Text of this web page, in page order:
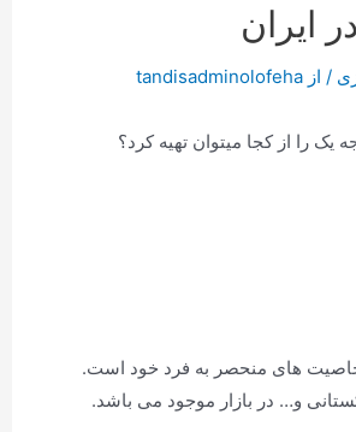
ایران
/ از tandisadminolofeha
را از کجا میتوان تهیه کرد؟
خاصیت های منحصر به فرد خود است.
و… در بازار موجود می باشد.